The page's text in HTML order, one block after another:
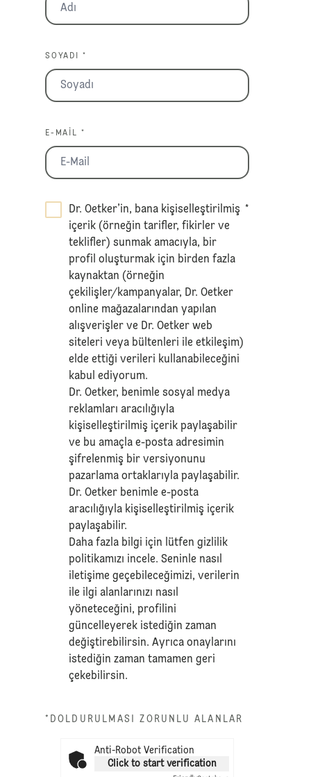
SOYADI *
E-MAIL *
Dr. Oetker’in, bana kişiselleştirilmiş
içerik (örneğin tarifler, fikirler ve
teklifler) sunmak amacıyla, bir
profil oluşturmak için birden fazla
kaynaktan (örneğin
çekilişler/kampanyalar, Dr. Oetker
online mağazalarından yapılan
alışverişler ve Dr. Oetker web
siteleri veya bültenleri ile etkileşim)
elde ettiği verileri kullanabileceğini
kabul ediyorum.
Dr. Oetker, benimle sosyal medya
reklamları aracılığıyla
kişiselleştirilmiş içerik paylaşabilir
ve bu amaçla e-posta adresimin
şifrelenmiş bir versiyonunu
pazarlama ortaklarıyla paylaşabilir.
Dr. Oetker benimle e-posta
aracılığıyla kişiselleştirilmiş içerik
paylaşabilir.
Daha fazla bilgi için lütfengizlilik
politikamızı incele. Seninle nasıl
iletişime geçebileceğimizi, verilerin
ile ilgi alanlarınızı nasıl
yöneteceğini, profilini
güncelleyerek istediğin zaman
değiştirebilirsin. Ayrıca onaylarını
istediğin zaman tamamen geri
çekebilirsin.
*
*DOLDURULMASI ZORUNLU ALANLAR
Anti-Robot Verification
Click to start verification